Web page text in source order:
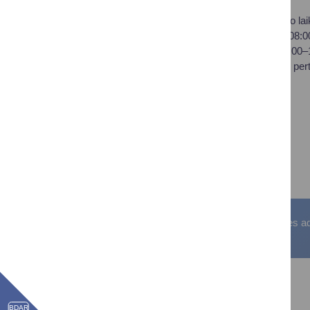
BDAR
Darbo
I–IV
V
Pietų
Visos teisės saugomos. © Druskininkų savivaldybės